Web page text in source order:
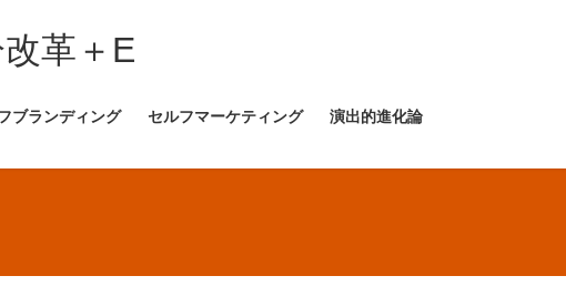
革＋E
ブランディング セルフマーケティング 演出的進化論